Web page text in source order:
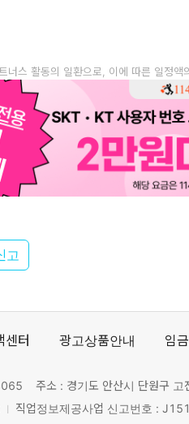
너스 활동의 일환으로, 이에 따른 일정액
고
센터 광고상품안내 임
주소 : 경기도 안산시 단원구
직업정보제공사업 신고번호 :